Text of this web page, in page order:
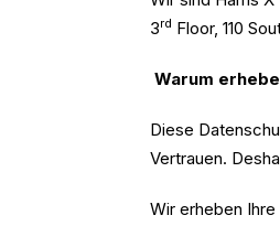
3rd Floor, 110
Warum
Diese
Vertrauen.
Wir erheben